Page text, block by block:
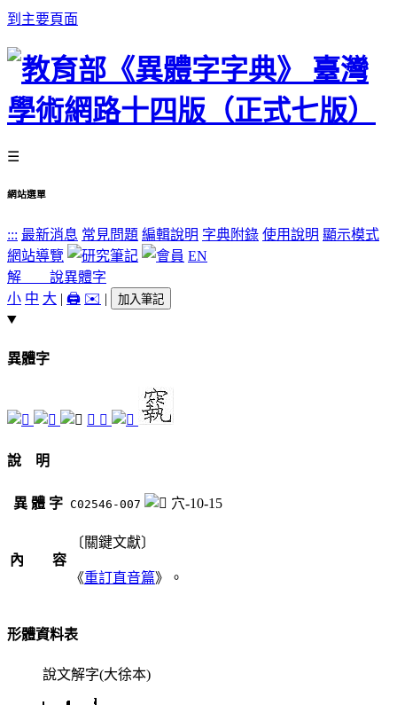
到主要頁面
☰
網站選單
::: 最新消息 常見問題 編輯說明 字典附錄 使用說明 顯示模式
網站導覽
EN
解 說異體字
小 中 大 | 🖨️ ✉️ | 加入筆記
異體字
𥨼 𥩁
說 明
異 體 字 C02546-007 穴-10-15
內 容
〔關鍵文獻〕
《重訂直音篇》。
形體資料表
說文解字(大徐本)